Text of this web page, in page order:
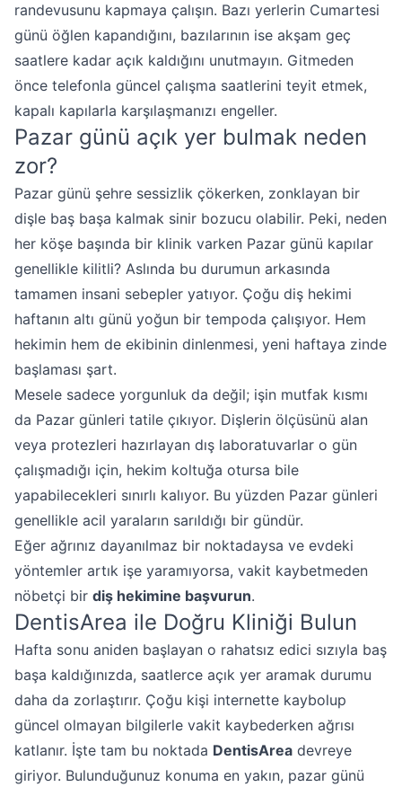
randevusunu kapmaya çalışın. Bazı yerlerin Cumartesi
günü öğlen kapandığını, bazılarının ise akşam geç
saatlere kadar açık kaldığını unutmayın. Gitmeden
önce telefonla güncel çalışma saatlerini teyit etmek,
kapalı kapılarla karşılaşmanızı engeller.
Pazar günü açık yer bulmak neden
zor?
Pazar günü şehre sessizlik çökerken, zonklayan bir
dişle baş başa kalmak sinir bozucu olabilir. Peki, neden
her köşe başında bir klinik varken Pazar günü kapılar
genellikle kilitli? Aslında bu durumun arkasında
tamamen insani sebepler yatıyor. Çoğu diş hekimi
haftanın altı günü yoğun bir tempoda çalışıyor. Hem
hekimin hem de ekibinin dinlenmesi, yeni haftaya zinde
başlaması şart.
Mesele sadece yorgunluk da değil; işin mutfak kısmı
da Pazar günleri tatile çıkıyor. Dişlerin ölçüsünü alan
veya protezleri hazırlayan dış laboratuvarlar o gün
çalışmadığı için, hekim koltuğa otursa bile
yapabilecekleri sınırlı kalıyor. Bu yüzden Pazar günleri
genellikle acil yaraların sarıldığı bir gündür.
Eğer ağrınız dayanılmaz bir noktadaysa ve evdeki
yöntemler artık işe yaramıyorsa, vakit kaybetmeden
nöbetçi bir diş hekimine başvurun.
DentisArea ile Doğru Kliniği Bulun
Hafta sonu aniden başlayan o rahatsız edici sızıyla baş
başa kaldığınızda, saatlerce açık yer aramak durumu
daha da zorlaştırır. Çoğu kişi internette kaybolup
güncel olmayan bilgilerle vakit kaybederken ağrısı
katlanır. İşte tam bu noktada DentisArea devreye
giriyor. Bulunduğunuz konuma en yakın, pazar günü